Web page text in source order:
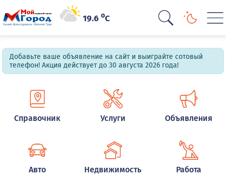
19.6oC
Добавьте ваше объявление на сайт и выиграйте сотовый
телефон! Акция действует до 30 августа 2026 года!
Справочник Услуги Объявления
Авто Недвижимость Работа